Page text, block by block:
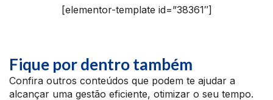
[elementor-template id=”38361″]
Fique por dentro também
Confira outros conteúdos que podem te ajudar a
alcançar uma gestão eficiente, otimizar o seu tempo.